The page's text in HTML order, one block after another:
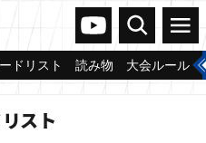
ヴァンガードch
検索 メニュー
ドリスト 読み物 大会ルール
スト